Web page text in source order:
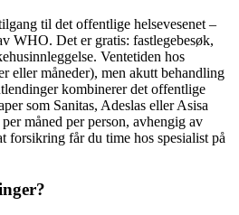
til det offentlige helsevesenet –
WHO. Det er gratis: fastlegebesøk,
Ventetiden hos
eller måneder), men akutt behandling
kombinerer det offentlige
som Sanitas, Adeslas eller Asisa
måned per person, avhengig av
forsikring får du time hos spesialist på